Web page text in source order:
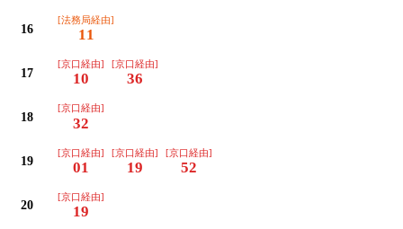
16
[法務局経由]
11
17
[京口経由]
10
[京口経由]
36
18
[京口経由]
32
19
[京口経由]
01
[京口経由]
19
[京口経由]
52
20
[京口経由]
19